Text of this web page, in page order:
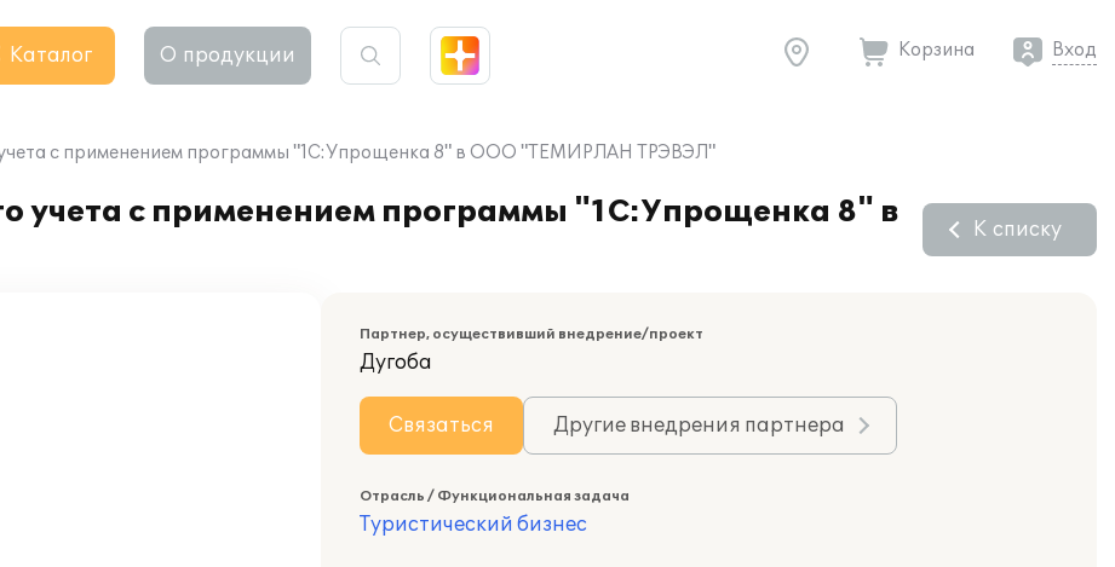
Каталог О продукции Корзина Вход
учета с применением программы "1С:Упрощенка 8" в ООО "ТЕМИРЛАН ТРЭВЭЛ"
учета с применением программы "1С:Упрощенка 8" в
К списку
Партнер, осуществивший внедрение/проект
Дугоба
Связаться Другие внедрения партнера
Отрасль / Функциональная задача
Туристический бизнес